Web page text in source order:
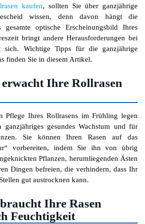
kaufen, sollten Sie über ganzjährige
wissen, denn davon hängt die
gesamte optische Erscheinungsbild Ihres
bringt andere Herausforderungen bei
sich. Wichtige Tipps für die ganzjährige
finden Sie in diesem Artikel.
Ihre Rollrasen
Pflege Ihres Rollrasens im Frühling legen
gesundes Wachstum und für
Sie können Ihren Rasen auf das
vorbereiten, indem Sie ihn von übrig
Pflanzen, herumliegenden Ästen
Dingen befreien, die verhindern, dass Ihr
gut austrocknen kann.
Ihre Rasen
Feuchtigkeit